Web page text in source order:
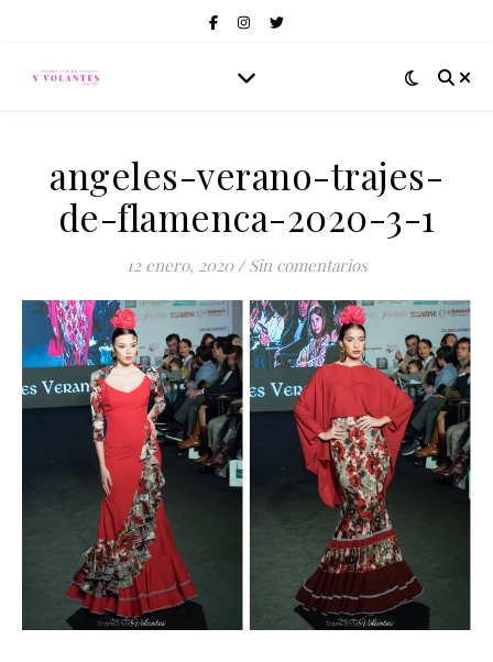
angeles-verano-trajes-
de-flamenca-2020-3-1
12 enero, 2020 / Sin comentarios